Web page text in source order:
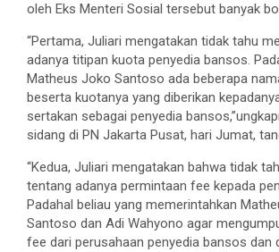
oleh Eks Menteri Sosial tersebut banyak
“Pertama, Juliari mengatakan tidak tahu
adanya titipan kuota penyedia bansos.
Matheus Joko Santoso ada beberapa
beserta kuotanya yang diberikan
sertakan sebagai penyedia
sidang di PN Jakarta Pusat, hari Jumat,
“Kedua, Juliari mengatakan bahwa tidak
tentang adanya permintaan fee kepada
Padahal beliau yang memerintahkan
Santoso dan Adi Wahyono agar
fee dari perusahaan penyedia bansos dan